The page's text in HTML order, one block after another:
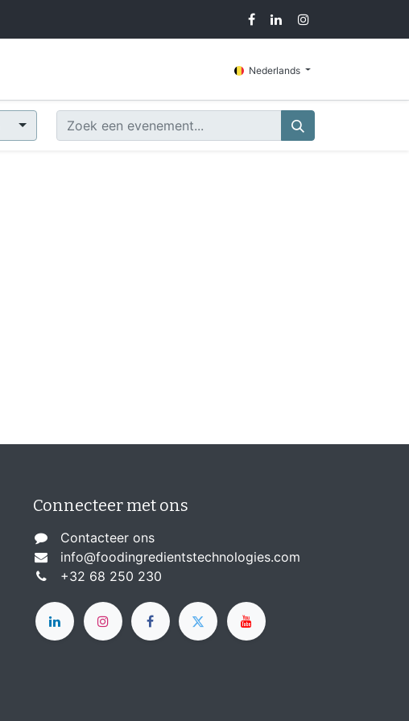
Nederlands
Connecteer met ons
Contacteer ons
info@foodingredientstechnologies.com
+32 68 250 230